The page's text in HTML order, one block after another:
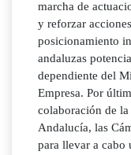
marcha de
y reforzar
posicionamiento
andaluzas
dependiente del
Empresa. Por
colaboración de
Andalucía, las
para llevar a cabo